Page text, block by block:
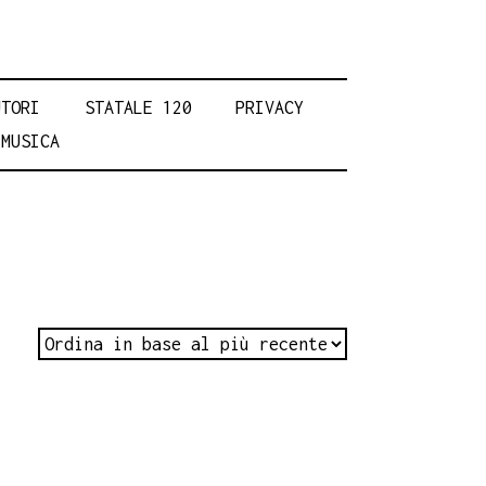
STATALE 120
PRIVACY
MUSICA